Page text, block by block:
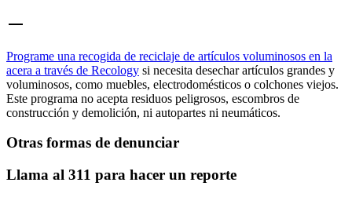
Programe una recogida de reciclaje de artículos voluminosos en la
acera a través de Recology si necesita desechar artículos grandes y
voluminosos, como muebles, electrodomésticos o colchones viejos.
Este programa no acepta residuos peligrosos, escombros de
construcción y demolición, ni autopartes ni neumáticos.
Otras formas de denunciar
Llama al 311 para hacer un reporte